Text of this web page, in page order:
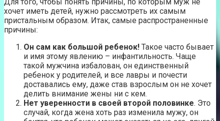
хочет иметь детей, нужно рассмотреть их самым
пристальным образом. Итак, самые распространенные
причины:
Он сам как большой ребенок! Такое часто бывает
и имя этому явлению – инфантильность. Чаще
такой мужчина избалован, он единственный
ребенок у родителей, и все лавры и почести
доставались ему, даже став взрослым он не хочет
делить внимание жены ни с кем.
Нет уверенности в своей второй половинке. Это
случай, когда жена хоть раз изменила мужу, он